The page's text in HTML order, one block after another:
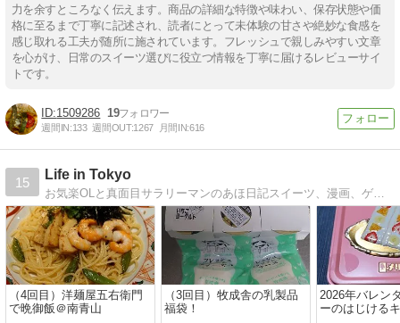
力を余すところなく伝えます。商品の詳細な特徴や味わい、保存状態や価
格に至るまで丁寧に記述され、読者にとって未体験の甘さや絶妙な食感を
感じ取れる工夫が随所に施されています。フレッシュで親しみやすい文章
を心がけ、日常のスイーツ選びに役立つ情報を丁寧に届けるレビューサイ
トです。
1509286 19
週間IN:133 週間OUT:1267 月間IN:616
15
Life in Tokyo
お気楽OLと真面目サラリーマンのあほ日記スイーツ、漫画、ゲーム、旅行などに偏りがあります。
（4回目）洋麺屋五右衛門
で晩御飯＠南青山
（3回目）牧成舎の乳製品
福袋！
2026年バレン
ーのはじける